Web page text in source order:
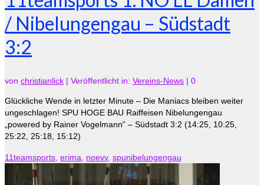
/ Nibelungengau – Südstadt
3:2
von christianlick | Veröffentlicht in: Vereins-News | 0
Glückliche Wende in letzter Minute – Die Maniacs bleiben weiter
ungeschlagen! SPU HOGE BAU Raiffeisen Nibelungengau
„powered by Rainer Vogelmann“ – Südstadt 3:2 (14:25, 10:25,
25:22, 25:18, 15:12)
11teamsports erima noevv, spunibelungengau